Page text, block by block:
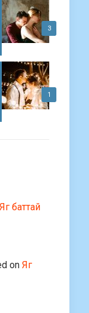
3
1
Яг баттай
onЯг